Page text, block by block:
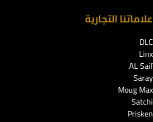
علاماتنا التجارية
DLC
Linx
AL Saif
Saray
Moug Max
Satchi
Prisken